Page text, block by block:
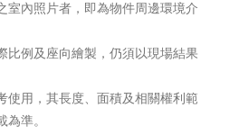
室內照片者，即為物件周邊環境介
比例及座向繪製，仍須以現場結果
使用，其長度、面積及相關權利範
為準。